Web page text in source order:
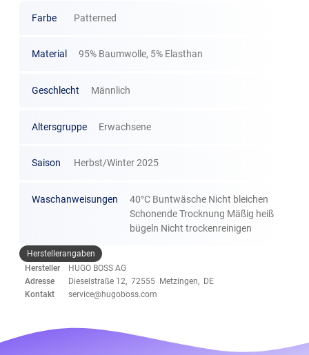
Farbe Patterned
Material 95% Baumwolle, 5% Elasthan
Geschlecht Männlich
Altersgruppe Erwachsene
Saison Herbst/Winter 2025
Waschanweisungen
40°C Buntwäsche Nicht bleichen
Schonende Trocknung Mäßig heiß
bügeln Nicht trockenreinigen
Herstellerangaben
Hersteller
HUGO BOSS AG
Adresse
Dieselstraße 12, 72555 Metzingen, DE
Kontakt
service@hugoboss.com